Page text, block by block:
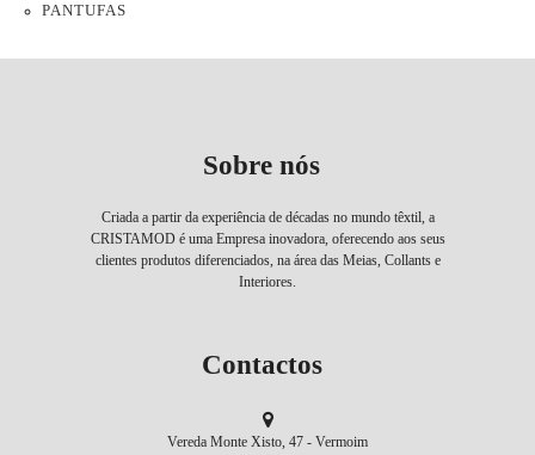
PANTUFAS
Sobre nós
Criada a partir da experiência de décadas no mundo têxtil, a
CRISTAMOD é uma Empresa inovadora, oferecendo aos seus
clientes produtos diferenciados, na área das Meias, Collants e
Interiores.
Contactos
Vereda Monte Xisto, 47 - Vermoim